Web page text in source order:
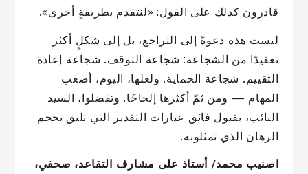
قادرون كذلك على القول: «لنتقدم بطريقةٍ أخرى».
ليست هذه دعوةً إلى التراجع، بل إلى شكلٍ أكثر
تعقيدًا من الشجاعة: شجاعة التوقف. شجاعة إعادة
التقييم. شجاعة الحماية. ولعلها، اليوم، أصعب
المهام — ومن ثمّ أكثرها إلحاحًا. وتفضلوا، السيد
النائب، بقبول فائق عبارات التقدير التي تليق بحجم
الرهان الذي تمثلونه.
اصنيب محمد/ أستاذ على مشارف التقاعد، صحفي،